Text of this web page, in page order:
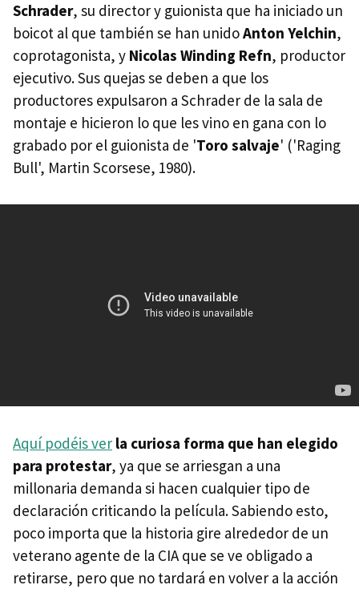
Schrader, su director y guionista que ha iniciado un
boicot al que también se han unidoAnton Yelchin,
coprotagonista, y Nicolas Winding Refn, productor
ejecutivo. Sus quejas se deben a que los
productores expulsaron a Schrader de la sala de
montaje e hicieron lo que les vino en gana con lo
grabado por el guionista de 'Toro salvaje' ('Raging
Bull', Martin Scorsese, 1980).
Aquí podéis ver la curiosa forma que han elegido
para protestar, ya que se arriesgan a una
millonaria demanda si hacen cualquier tipo de
declaración criticando la película. Sabiendo esto,
poco importa que la historia gire alrededor de un
veterano agente de la CIA que se ve obligado a
retirarse, pero que no tardará en volver a la acción